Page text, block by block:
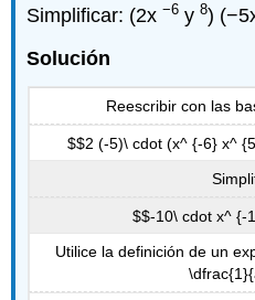
Simplificar: (2x−6 y8)
Solución
Reescribir con las
$$2 (-5)\ cdot (x^ {-6} x^
$$-10\ cdot x^ {-
Utilice la definición de un